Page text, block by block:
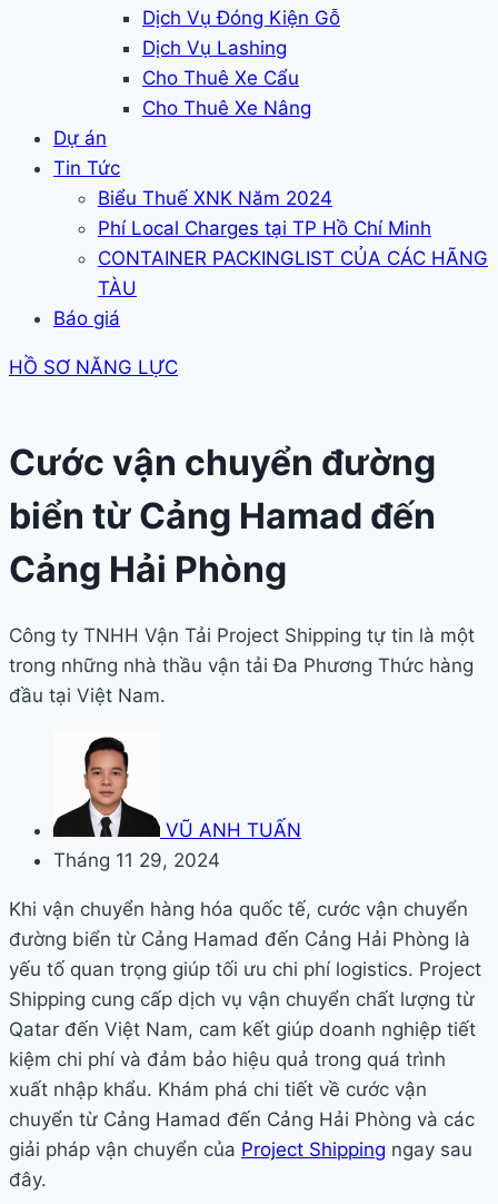
Dịch Vụ Đóng Kiện Gỗ
Dịch Vụ Lashing
Cho Thuê Xe Cẩu
Cho Thuê Xe Nâng
Dự án
Tin Tức
Biểu Thuế XNK Năm 2024
Phí Local Charges tại TP Hồ Chí Minh
CONTAINER PACKINGLIST CỦA CÁC HÃNG
TÀU
Báo giá
HỒ SƠ NĂNG LỰC
Cước vận chuyển đường
biển từ Cảng Hamad đến
Cảng Hải Phòng
Công ty TNHH Vận Tải Project Shipping tự tin là một
trong những nhà thầu vận tải Đa Phương Thức hàng
đầu tại Việt Nam.
VŨ ANH TUẤN
Tháng 11 29, 2024
Khi vận chuyển hàng hóa quốc tế, cước vận chuyển
đường biển từ Cảng Hamad đến Cảng Hải Phòng là
yếu tố quan trọng giúp tối ưu chi phí logistics. Project
Shipping cung cấp dịch vụ vận chuyển chất lượng từ
Qatar đến Việt Nam, cam kết giúp doanh nghiệp tiết
kiệm chi phí và đảm bảo hiệu quả trong quá trình
xuất nhập khẩu. Khám phá chi tiết về cước vận
chuyển từ Cảng Hamad đến Cảng Hải Phòng và các
giải pháp vận chuyển của Project Shipping ngay sau
đây.